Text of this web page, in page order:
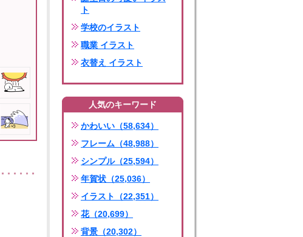
ト
学校のイラスト
職業 イラスト
衣替え イラスト
人気のキーワード
かわいい（58,634）
フレーム（48,988）
シンプル（25,594）
年賀状（25,036）
イラスト（22,351）
花（20,699）
背景（20,302）